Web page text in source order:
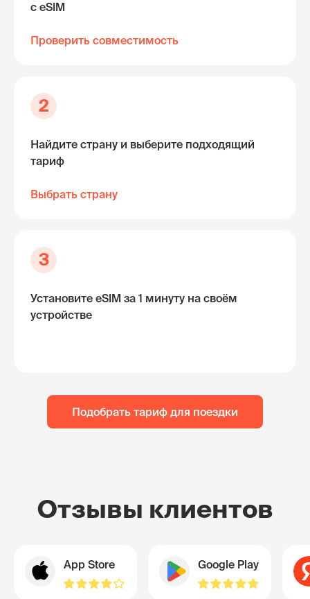
с eSIM
Проверить совместимость
2
Найдите страну и выберите подходящий
тариф
Выбрать страну
3
Установите eSIM за 1 минуту на своём
устройстве
Подобрать тариф для поездки
Отзывы клиентов
App Store Google Play